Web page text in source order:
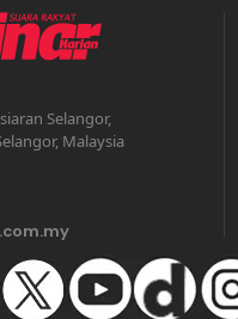
Selangor,
Malaysia